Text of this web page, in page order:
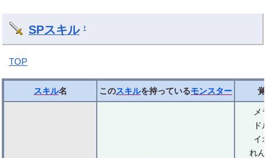
SPスキル †
TOP
スキル名 このスキルを持っているモンスター
メ
ド
イ
れ